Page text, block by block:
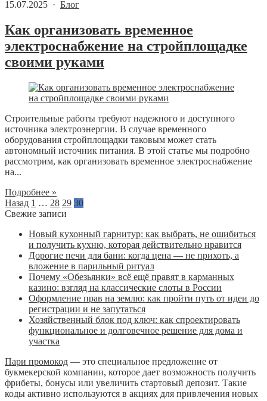
15.07.2025 · Блог
Как организовать временное
электроснабжение на стройплощадке
своими руками
Строительные работы требуют надежного и доступного
источника электроэнергии. В случае временного
оборудования стройплощадки таковым может стать
автономный источник питания. В этой статье мы подробно
рассмотрим, как организовать временное электроснабжение
на...
Подробнее »
Назад 1 … 28 29 30
Свежие записи
Новый кухонный гарнитур: как выбрать, не ошибиться
и получить кухню, которая действительно нравится
Дорогие печи для бани: когда цена — не прихоть, а
вложение в парильный ритуал
Почему «Обезьянки» всё ещё правят в карманных
казино: взгляд на классические слоты в России
Оформление прав на землю: как пройти путь от идеи до
регистрации и не запутаться
Хозяйственный блок под ключ: как спроектировать
функциональное и долговечное решение для дома и
участка
Пари промокод — это специальное предложение от
букмекерской компании, которое дает возможность получить
фрибеты, бонусы или увеличить стартовый депозит. Такие
коды активно используются в акциях для привлечения новых